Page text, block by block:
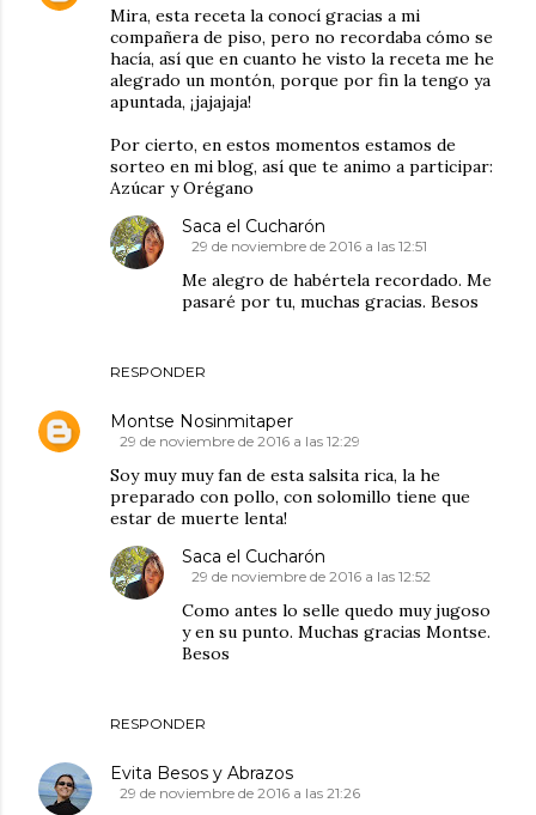
Mira, esta receta la conocí gracias a mi
compañera de piso, pero no recordaba cómo se
hacía, así que en cuanto he visto la receta me he
alegrado un montón, porque por fin la tengo ya
apuntada, ¡jajajaja!
Por cierto, en estos momentos estamos de
sorteo en mi blog, así que te animo a participar:
Azúcar y Orégano
RESPONDER
Saca el Cucharón
29 de noviembre de 2016 a las 12:51
Me alegro de habértela recordado. Me
pasaré por tu, muchas gracias. Besos
Montse Nosinmitaper
29 de noviembre de 2016 a las 12:29
Soy muy muy fan de esta salsita rica, la he
preparado con pollo, con solomillo tiene que
estar de muerte lenta!
RESPONDER
Saca el Cucharón
29 de noviembre de 2016 a las 12:52
Como antes lo selle quedo muy jugoso
y en su punto. Muchas gracias Montse.
Besos
Evita Besos y Abrazos
29 de noviembre de 2016 a las 21:26